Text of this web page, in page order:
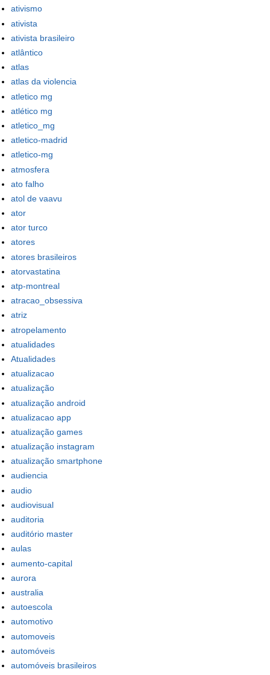
ativismo
ativista
ativista brasileiro
atlântico
atlas
atlas da violencia
atletico mg
atlético mg
atletico_mg
atletico-madrid
atletico-mg
atmosfera
ato falho
atol de vaavu
ator
ator turco
atores
atores brasileiros
atorvastatina
atp-montreal
atracao_obsessiva
atriz
atropelamento
atualidades
Atualidades
atualizacao
atualização
atualização android
atualizacao app
atualização games
atualização instagram
atualização smartphone
audiencia
audio
audiovisual
auditoria
auditório master
aulas
aumento-capital
aurora
australia
autoescola
automotivo
automoveis
automóveis
automóveis brasileiros